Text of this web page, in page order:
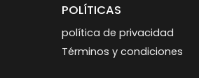
POLÍTICAS
política de privacidad
Términos y condiciones